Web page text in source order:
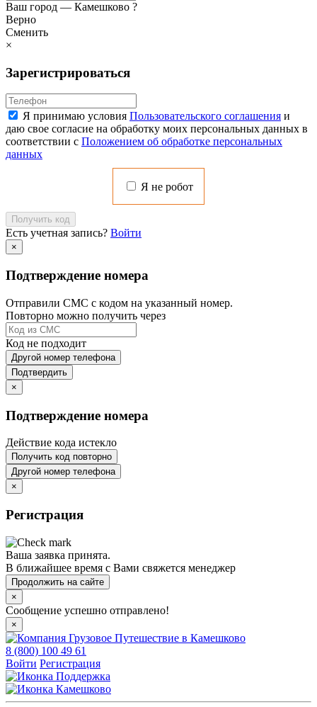
Ваш город — Камешково ?
Верно
Сменить
×
Зарегистрироваться
Я принимаю условия Пользовательского соглашения и
даю свое согласие на обработку моих персональных данных в
соответствии с Положением об обработке персональных
данных
Я не робот
Получить код
Есть учетная запись? Войти
×
Подтверждение номера
Отправили СМС с кодом на указанный номер.
Повторно можно получить через
Код не подходит
Другой номер телефона
Подтвердить
×
Подтверждение номера
Действие кода истекло
Получить код повторно
Другой номер телефона
×
Регистрация
Ваша заявка принята.
В ближайшее время с Вами свяжется менеджер
Продолжить на сайте
×
Сообщение успешно отправлено!
×
8 (800) 100 49 61
Войти Регистрация
Поддержка
Камешково